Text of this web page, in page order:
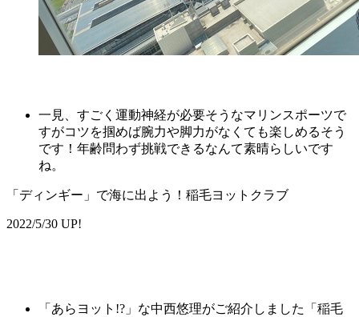
一見、すごく運動神経が必要そうなマリンスポーツで
すがコツを掴めば腕力や脚力がなくても楽しめるそう
です！年齢問わず挑戦できるなんて素晴らしいです
ね。
「ディンギー」で海に出よう！稲毛ヨットクラブ
2022/5/30 UP!
「あらヨット!?」な中西悠理がご紹介しました「稲毛